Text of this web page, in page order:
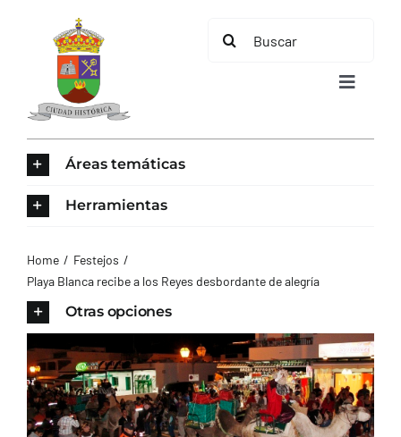
contenido
Buscar:
Toggle
AYUNTAMIENTO
TURISMO
CONTACTO
Áreas temáticas
Herramientas
Home
Festejos
Playa Blanca recibe a los Reyes desbordante de alegría
Otras opciones